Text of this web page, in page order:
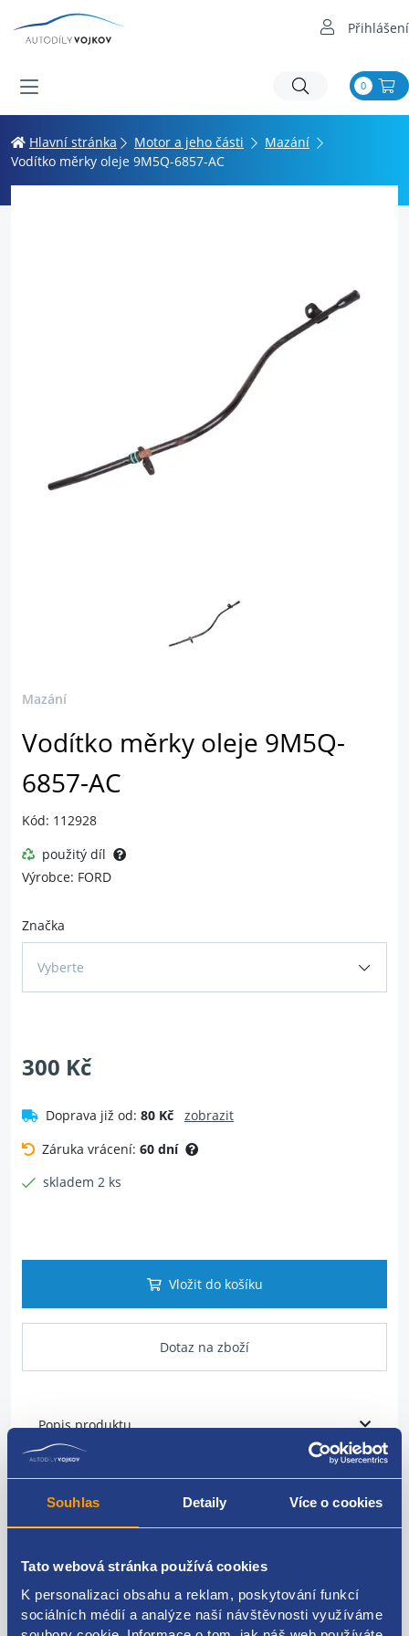
Souhlas Detaily Více o cookies
Tato webová stránka používá cookies
K personalizaci obsahu a reklam, poskytování funkcí
sociálních médií a analýze naší návštěvnosti využíváme
Přihlášení
0
Hlavní stránka Motor a jeho části
Mazání
Vodítko měrky oleje 9M5Q-6857-AC
Mazání
Vodítko měrky oleje 9M5Q-
6857-AC
Kód: 112928
použitý díl
Výrobce: FORD
Značka
Vyberte
300 Kč
Doprava již od: 80 Kč
zobrazit
Záruka vrácení: 60 dní
skladem 2 ks
Vložit do košíku
Dotaz na zboží
Popis produktu
Vodítko měrky oleje